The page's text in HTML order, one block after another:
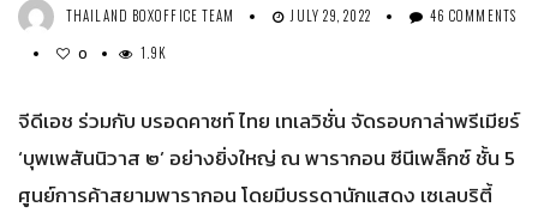
THAILAND BOXOFFICE TEAM JULY 29, 2022 46 COMMENTS
0 1.9K
จีดีเอช ร่วมกับ บรอดคาซท์ ไทย เทเลวิชั่น จัดรอบกาล่าพรีเมียร์
‘บุพเพสันนิวาส ๒’ อย่างยิ่งใหญ่ ณ พารากอน ซีนีเพล็กซ์ ชั้น 5
ศูนย์การค้าสยามพารากอน โดยมีบรรดานักแสดง เซเลบริตี้